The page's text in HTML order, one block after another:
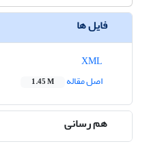
فایل ها
اصل مقاله
1.45 M
هم رسانی